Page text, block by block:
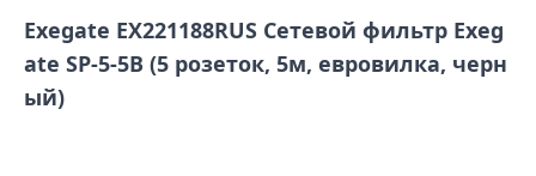
Exegate EX221188RUS Сетевой фильтр Exeg
ate SP-5-5B (5 розеток, 5м, евровилка, черн
ый)